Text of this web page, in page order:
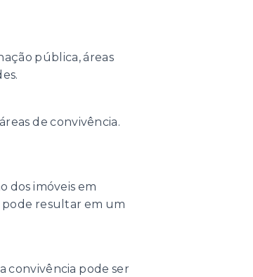
pública, áreas
de convivência.
dos imóveis em
pode resultar em um
convivência pode ser